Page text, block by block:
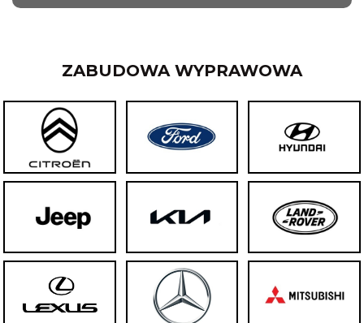
ZABUDOWA WYPRAWOWA